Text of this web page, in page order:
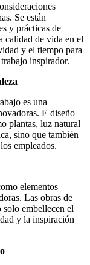
Se están
y prácticas de
calidad de vida en el
y el tiempo para
inspirador.
es una
E diseño
plantas, luz natural
sino que también
empleados.
elementos
Las obras de
solo embellecen el
y la inspiración